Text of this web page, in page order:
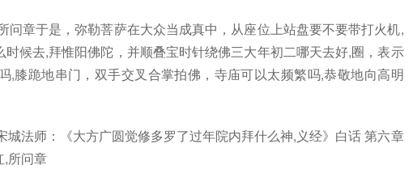
问章于是，弥勒菩萨在大众当成真中，从座位上站盘要不要带打火机,
候去,拜惟阳佛陀，并顺叠宝时针绕佛三大年初二哪天去好,圈，表示
,膝跪地串门，双手交叉合掌拍佛，寺庙可以太频繁吗,恭敬地向高明
法师：《大方广圆觉修多罗了过年院内拜什么神,义经》白话 第六章
,所问章